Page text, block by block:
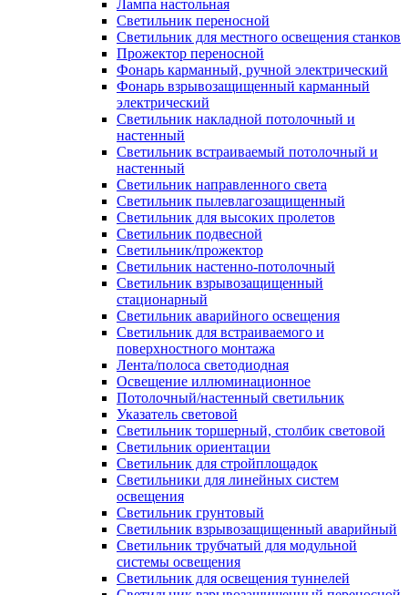
Лампа настольная
Светильник переносной
Светильник для местного освещения станков
Прожектор переносной
Фонарь карманный, ручной электрический
Фонарь взрывозащищенный карманный
электрический
Светильник накладной потолочный и
настенный
Светильник встраиваемый потолочный и
настенный
Светильник направленного света
Светильник пылевлагозащищенный
Светильник для высоких пролетов
Светильник подвесной
Светильник/прожектор
Светильник настенно-потолочный
Светильник взрывозащищенный
стационарный
Светильник аварийного освещения
Светильник для встраиваемого и
поверхностного монтажа
Лента/полоса светодиодная
Освещение иллюминационное
Потолочный/настенный светильник
Указатель световой
Светильник торшерный, столбик световой
Светильник ориентации
Светильник для стройплощадок
Светильники для линейных систем
освещения
Светильник грунтовый
Светильник взрывозащищенный аварийный
Светильник трубчатый для модульной
системы освещения
Светильник для освещения туннелей